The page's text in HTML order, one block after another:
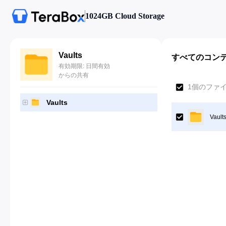
1024GB Cloud Storage
Vaults
有効期限: 日間有効
からの共有
Vaults
すべてのコン
1個のファ
Vaults